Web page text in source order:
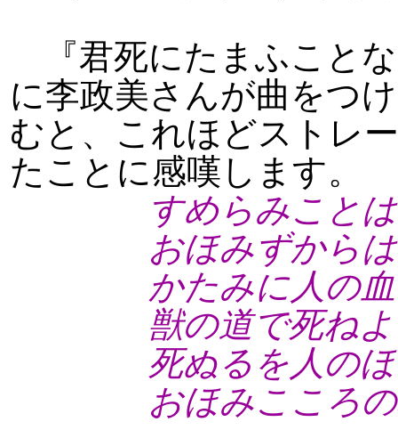
『君死にたまふこと
に李政美さんが曲をつ
むと、これほどストレ
たことに感嘆します。
すめらみことは
おほみずからは
かたみに人の血
獣の道で死ねよ
死ぬるを人のほ
おほみこころの